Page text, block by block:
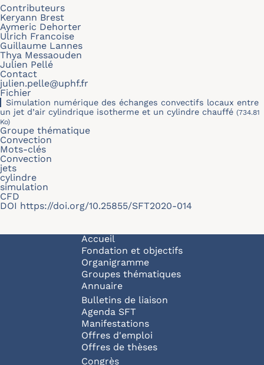
Contributeurs
Keryann Brest
Aymeric Dehorter
Ulrich Francoise
Guillaume Lannes
Thya Messaouden
Julien Pellé
Contact
julien.pelle@uphf.fr
Fichier
Simulation numérique des échanges convectifs locaux entre
un jet d’air cylindrique isotherme et un cylindre chauffé (734.81
Ko)
Groupe thématique
Convection
Mots-clés
Convection
jets
cylindre
simulation
CFD
DOI https://doi.org/10.25855/SFT2020-014
Navigation principale
Accueil
Fondation et objectifs
Organigramme
Groupes thématiques
Annuaire
Bulletins de liaison
Agenda SFT
Manifestations
Offres d'emploi
Offres de thèses
Congrès